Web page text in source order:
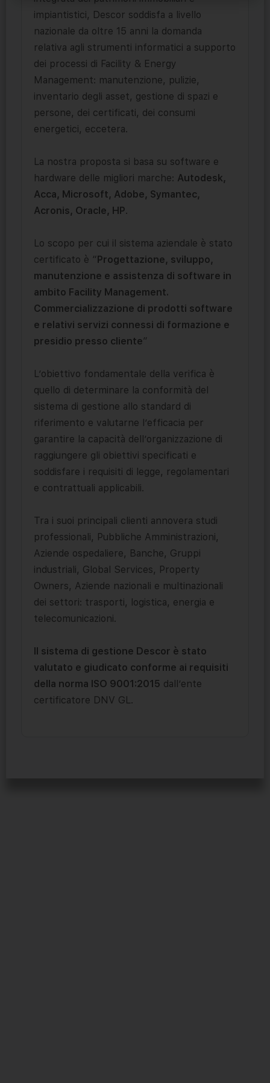
impiantistici, Descor soddisfa a livello
nazionale da oltre 15 anni la domanda
relativa agli strumenti informatici a supporto
dei processi di Facility & Energy
Management: manutenzione, pulizie,
inventario degli asset, gestione di spazi e
persone, dei certificati, dei consumi
energetici, eccetera.
La nostra proposta si basa su software e
hardware delle migliori marche: Autodesk,
Acca, Microsoft, Adobe, Symantec,
Acronis, Oracle, HP.
Lo scopo per cui il sistema aziendale è stato
certificato è “ Progettazione, sviluppo,
manutenzione e assistenza di software in
ambito Facility Management.
Commercializzazione di prodotti software
e relativi servizi connessi di formazione e
presidio presso cliente”
L’obiettivo fondamentale della verifica è
quello di determinare la conformità del
sistema di gestione allo standard di
riferimento e valutarne l’efficacia per
garantire la capacità dell’organizzazione di
raggiungere gli obiettivi specificati e
soddisfare i requisiti di legge, regolamentari
e contrattuali applicabili.
Tra i suoi principali clienti annovera studi
professionali, Pubbliche Amministrazioni,
Aziende ospedaliere, Banche, Gruppi
industriali, Global Services, Property
Owners, Aziende nazionali e multinazionali
dei settori: trasporti, logistica, energia e
telecomunicazioni.
Il sistema di gestione Descor è stato
valutato e giudicato conforme ai requisiti
della norma ISO 9001:2015 dall’ente
certificatore DNV GL.